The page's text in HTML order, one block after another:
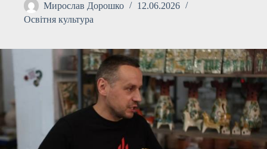
Мирослав Дорошко
12.06.2026
Освітня культура